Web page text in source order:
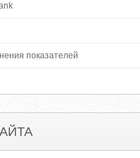
показателей